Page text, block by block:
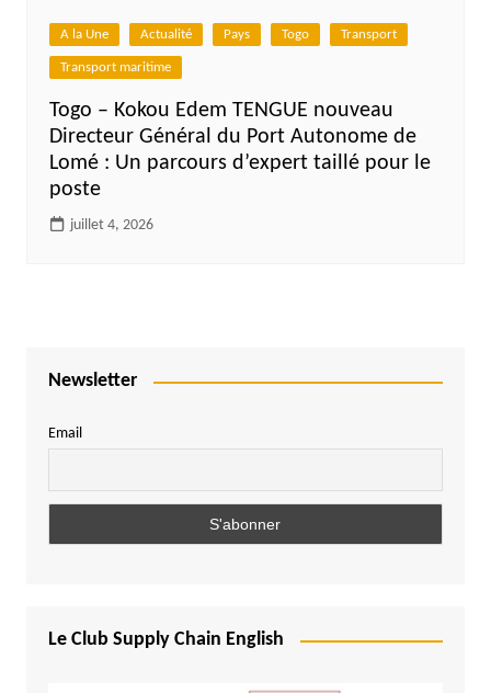
A la Une Actualité Pays Togo Transport
Transport maritime
Togo – Kokou Edem TENGUE nouveau
Directeur Général du Port Autonome de
Lomé : Un parcours d’expert taillé pour le
poste
juillet 4, 2026
Newsletter
Email
Le Club Supply Chain English